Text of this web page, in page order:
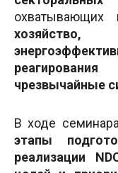
охватывающих
чрезвычайные
В ходе
этапы
реализации